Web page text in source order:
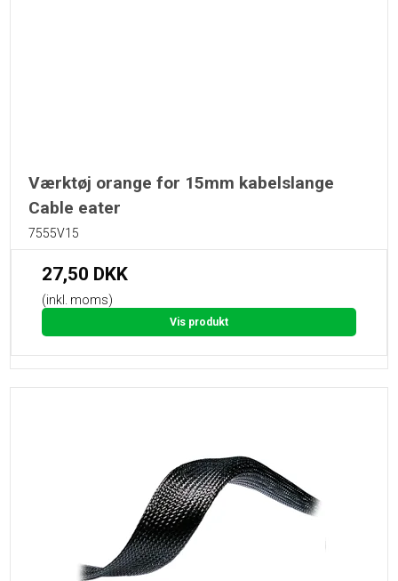
Værktøj orange for 15mm kabelslange
Cable eater
7555V15
27,50 DKK
(inkl. moms)
Vis produkt